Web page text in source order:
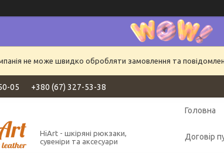
не може швидко обробляти замовлення та
05 +380 (67) 327-53-38
HiArt - шкіряні рюкзаки,
сувеніри та аксесуари
Головна
Договір